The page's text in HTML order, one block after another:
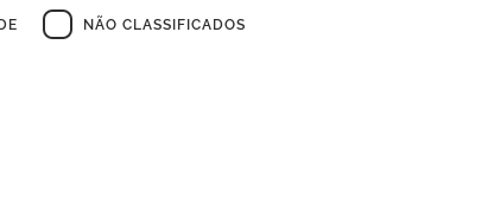
NÃO CLASSIFICADOS